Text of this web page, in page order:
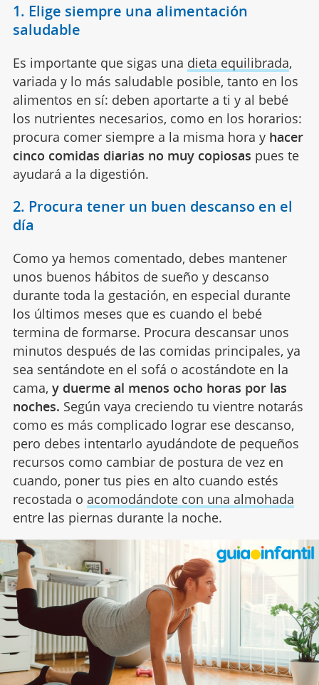
1. Elige siempre una alimentación
saludable
Es importante que sigas una dieta equilibrada,
variada y lo más saludable posible, tanto en los
alimentos en sí: deben aportarte a ti y al bebé
los nutrientes necesarios, como en los horarios:
procura comer siempre a la misma hora y hacer
cinco comidas diarias no muy copiosas pues te
ayudará a la digestión.
2. Procura tener un buen descanso en el
día
Como ya hemos comentado, debes mantener
unos buenos hábitos de sueño y descanso
durante toda la gestación, en especial durante
los últimos meses que es cuando el bebé
termina de formarse. Procura descansar unos
minutos después de las comidas principales, ya
sea sentándote en el sofá o acostándote en la
cama, y duerme al menos ocho horas por las
noches. Según vaya creciendo tu vientre notarás
como es más complicado lograr ese descanso,
pero debes intentarlo ayudándote de pequeños
recursos como cambiar de postura de vez en
cuando, poner tus pies en alto cuando estés
recostada o acomodándote con una almohada
entre las piernas durante la noche.